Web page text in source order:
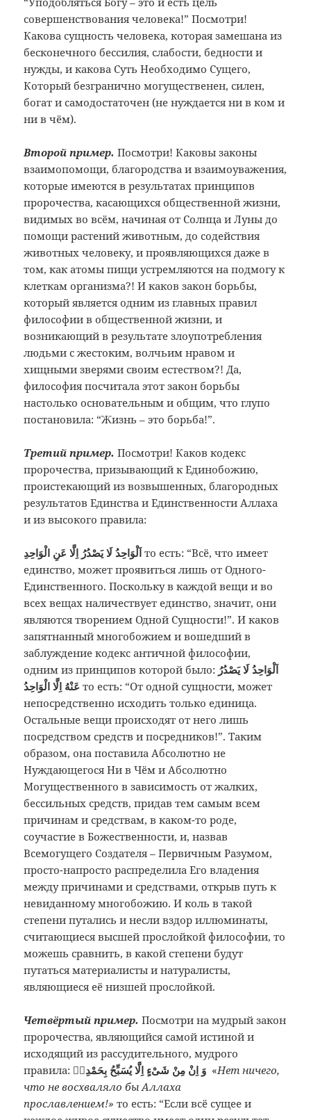
совершенствования человека!” Посмотри!
Какова сущность человека, которая замешана из
бесконечного бессилия, слабости, бедности и
нужды, и какова Суть Необходимо Сущего,
Который безгранично могущественен, силен,
богат и самодостаточен (не нуждается ни в ком и
ни в чём).
Второй пример. Посмотри! Каковы законы
взаимопомощи, благородства и взаимоуважения,
которые имеются в результатах принципов
пророчества, касающихся общественной жизни,
видимых во всём, начиная от Солнца и Луны до
помощи растений животным, до содействия
животных человеку, и проявляющихся даже в
том, как атомы пищи устремляются на подмогу к
клеткам организма?! И каков закон борьбы,
который является одним из главных правил
философии в общественной жизни, и
возникающий в результате злоупотребления
людьми с жестоким, волчьим нравом и
хищными зверями своим естеством?! Да,
философия посчитала этот закон борьбы
настолько основательным и общим, что глупо
постановила: “Жизнь – это борьба!”.
Третий пример. Посмотри! Каков кодекс
пророчества, призывающий к Единобожию,
проистекающий из возвышенных, благородных
результатов Единства и Единственности Аллаха
и из высокого правила:
اَلْوَاحِدُ لَا يَصْدُرُ اِلَّا عَنِ الْوَاحِدِ то есть: “Всё, что имеет
единство, может проявиться лишь от Одного-
Единственного. Поскольку в каждой вещи и во
всех вещах наличествует единство, значит, они
являются творением Одной Сущности!”. И каков
запятнанный многобожием и вошедший в
заблуждение кодекс античной философии,
одним из принципов которой было: اَلْوَاحِدُ لَا يَصْدُرُ
عَنْهُ اِلَّا الْوَاحِدُ то есть: “От одной сущности, может
непосредственно исходить только единица.
Остальные вещи происходят от него лишь
посредством средств и посредников!”. Таким
образом, она поставила Абсолютно не
Нуждающегося Ни в Чём и Абсолютно
Могущественного в зависимость от жалких,
бессильных средств, придав тем самым всем
причинам и средствам, в каком-то роде,
соучастие в Божественности, и, назвав
Всемогущего Создателя – Первичным Разумом,
просто-напросто распределила Его владения
между причинами и средствами, открыв путь к
невиданному многобожию. И коль в такой
степени путались и несли вздор иллюминаты,
считающиеся высшей прослойкой философии, то
можешь сравнить, в какой степени будут
путаться материалисты и натуралисты,
являющиеся её низшей прослойкой.
Четвёртый пример. Посмотри на мудрый закон
пророчества, являющийся самой истиной и
исходящий из рассудительного, мудрого
правила: وَ اِنْ مِنْ شَىْءٍ اِلَّا يُسَبِّحُ بِحَمْدِهٖ «Нет ничего,
что не восхваляло бы Аллаха
прославлением!»то есть: “Если всё сущее и